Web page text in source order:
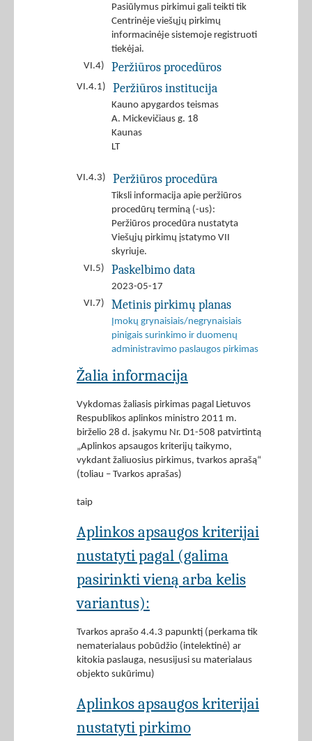
Pasiūlymus pirkimui gali teikti tik
Centrinėje viešųjų pirkimų
informacinėje sistemoje registruoti
tiekėjai.
VI.4)
Peržiūros procedūros
VI.4.1) Peržiūros institucija
Kauno apygardos teismas
A. Mickevičiaus g. 18
Kaunas
LT
VI.4.3) Peržiūros procedūra
Tiksli informacija apie peržiūros
procedūrų terminą (-us):
Peržiūros procedūra nustatyta
Viešųjų pirkimų įstatymo VII
skyriuje.
VI.5)
Paskelbimo data
2023-05-17
VI.7)
Metinis pirkimų planas
Įmokų grynaisiais/negrynaisiais
pinigais surinkimo ir duomenų
administravimo paslaugos pirkimas
Žalia informacija
Vykdomas žaliasis pirkimas pagal Lietuvos
Respublikos aplinkos ministro 2011 m.
birželio 28 d. įsakymu Nr. D1-508 patvirtintą
„Aplinkos apsaugos kriterijų taikymo,
vykdant žaliuosius pirkimus, tvarkos aprašą“
(toliau – Tvarkos aprašas)
taip
Aplinkos apsaugos kriterijai
nustatyti pagal (galima
pasirinkti vieną arba kelis
variantus):
Tvarkos aprašo 4.4.3 papunktį (perkama tik
nematerialaus pobūdžio (intelektinė) ar
kitokia paslauga, nesusijusi su materialaus
objekto sukūrimu)
Aplinkos apsaugos kriterijai
nustatyti pirkimo